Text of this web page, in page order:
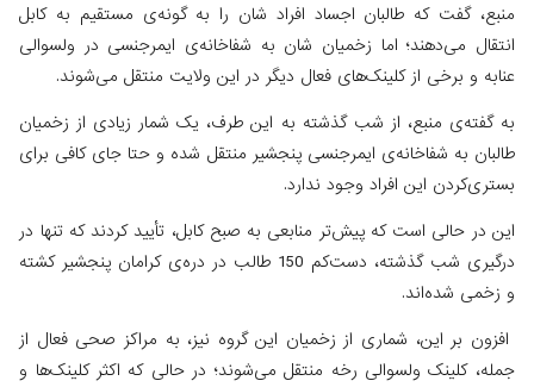
منبع، گفت که طالبان اجساد افراد شان را به گونه‌ی مستقیم به کابل
انتقال می‌دهند؛ اما زخمیان شان به شفاخانه‌ی ایمرجنسی در ولسوالی
عنابه و برخی از کلینک‌های فعال دیگر در این ولایت منتقل می‌شوند.
به گفته‌ی منبع، از شب گذشته به این طرف، یک شمار زیادی از زخمیان
طالبان به شفاخانه‌ی ایمرجنسی پنجشیر منتقل شده و حتا جای کافی برای
بستری‌کردن این افراد وجود ندارد.
این در حالی است که پیش‌تر منابعی به صبح کابل، تأیید کردند که تنها در
درگیری شب گذشته، دست‌کم 150 طالب در دره‌ی کرامان پنجشیر کشته
و زخمی شده‌اند.
افزون بر این، شماری از زخمیان این گروه نیز، به مراکز صحی فعال از
جمله، کلینک ولسوالی رخه منتقل می‌شوند؛ در حالی که اکثر کلینک‌ها و